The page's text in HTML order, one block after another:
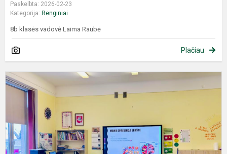
Paskelbta: 2026-02-23
Kategorija: Renginiai
8b klasės vadovė Laima Raubė
Plačiau